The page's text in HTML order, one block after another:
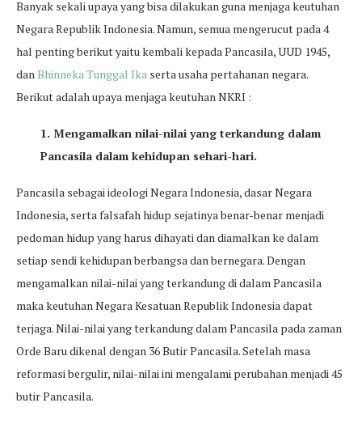
Banyak sekali upaya yang bisa dilakukan guna menjaga keutuhan
Negara Republik Indonesia. Namun, semua mengerucut pada 4
hal penting berikut yaitu kembali kepada Pancasila, UUD 1945,
danBhinneka Tunggal Ika serta usaha pertahanan negara.
Berikut adalah upaya menjaga keutuhan NKRI :
1. Mengamalkan nilai-nilai yang terkandung dalam
Pancasila dalam kehidupan sehari-hari.
Pancasila sebagai ideologi Negara Indonesia, dasar Negara
Indonesia, serta falsafah hidup sejatinya benar-benar menjadi
pedoman hidup yang harus dihayati dan diamalkan ke dalam
setiap sendi kehidupan berbangsa dan bernegara. Dengan
mengamalkan nilai-nilai yang terkandung di dalam Pancasila
maka keutuhan Negara Kesatuan Republik Indonesia dapat
terjaga. Nilai-nilai yang terkandung dalam Pancasila pada zaman
Orde Baru dikenal dengan 36 Butir Pancasila. Setelah masa
reformasi bergulir, nilai-nilai ini mengalami perubahan menjadi 45
butir Pancasila.